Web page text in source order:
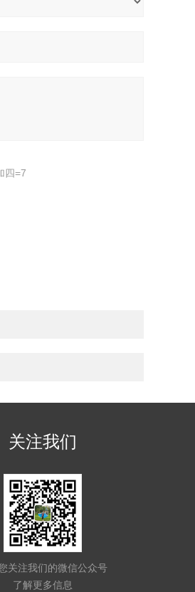
四=7
关注我们
关注我们的微信公众号
了解更多信息